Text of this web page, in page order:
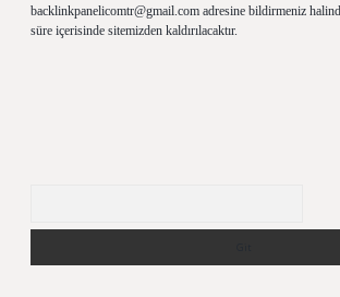
backlinkpanelicomtr@gmail.com adresine bildirmeniz
süre içerisinde sitemizden kaldırılacaktır.